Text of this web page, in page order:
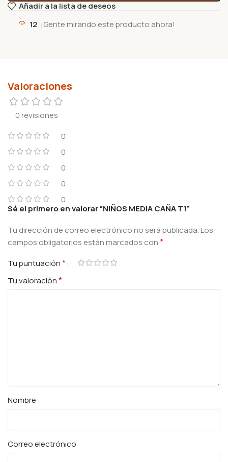
Añadir a la lista de deseos
12 ¡Gente mirando este producto ahora!
Valoraciones
0 revisiones
0
0
0
0
0
Sé el primero en valorar “NIÑOS MEDIA CAÑA T1”
Tu dirección de correo electrónico no será publicada.Los
campos obligatorios están marcados con*
Tu puntuación*
Tu valoración*
Nombre
Correo electrónico